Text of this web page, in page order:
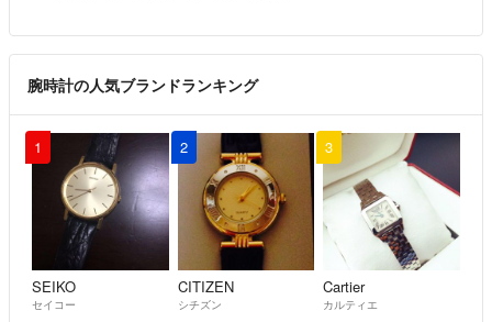
※注意※
たまという方は嘘の梱包状態を申告し、こちらに金銭を要求してきまし
た。
この方は、夜中の２時や４時に10連続で暴言と中傷を毎日送りつけ、
こちらが梱包時の動画を残していて配達員の証言も取れているというと
報復で悪い評価をつけました。
悪質を通り越し、犯罪行為ですので皆様お気をつけください。
良い方もいればトンデモな方、いたずら購入なども経験しましたが、私
腕時計の人気ブランドランキング
1
SEIKO
セイコー
2
CITIZEN
シチズン
3
Cartier
カルティエ